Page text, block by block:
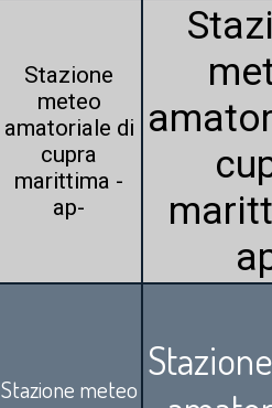
Stazione
meteo
amatoriale di
cupra
marittima -
ap-
Stazione meteo